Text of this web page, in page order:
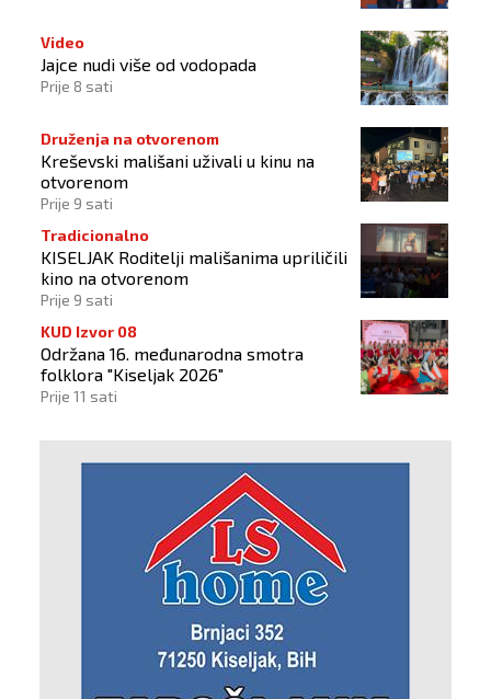
Video
Jajce nudi više od vodopada
Prije 8 sati
Druženja na otvorenom
Kreševski mališani uživali u kinu na
otvorenom
Prije 9 sati
Tradicionalno
KISELJAK Roditelji mališanima upriličili
kino na otvorenom
Prije 9 sati
KUD Izvor 08
Održana 16. međunarodna smotra
folklora "Kiseljak 2026"
Prije 11 sati